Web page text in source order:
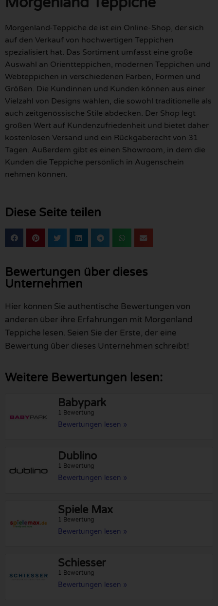
Morgenland-Teppiche.de ist ein Online-Shop, der sich
auf den Verkauf von hochwertigen Teppichen
spezialisiert hat. Das Sortiment umfasst eine große
Auswahl an Orientteppichen, modernen Teppichen und
Webteppichen in verschiedenen Farben, Formen und
Größen. Die Kundinnen und Kunden können aus einer
Vielzahl von Designs wählen, die sowohl traditionelle als
auch zeitgenössische Stile abdecken. Der Shop legt
großen Wert auf Kundenzufriedenheit und bietet daher
kostenlosen Versand und ein Rückgaberecht von 31
Tagen. Außerdem gibt es einen Showroom, in dem die
Kunden die Teppiche persönlich in Augenschein
nehmen können.
Diese Seite teilen
Bewertungen über dieses
Unternehmen
Hier können Sie authentische Bewertungen von
anderen über ihre Erfahrungen mit Morgenland
Teppiche lesen. Seien Sie der Erste, der eine
Bewertung über dieses Unternehmen schreibt!
Weitere Bewertungen lesen:
Babypark
1 Bewertung
Bewertungen lesen »
Dublino
1 Bewertung
Bewertungen lesen »
Spiele Max
1 Bewertung
Bewertungen lesen »
Schiesser
1 Bewertung
Bewertungen lesen »